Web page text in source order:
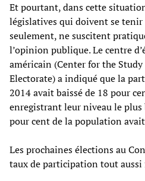
Et pourtant, dans cette
législatives qui doivent se tenir
seulement, ne suscitent
l’opinion publique. Le centre
américain (Center for the
Electorate) a indiqué que la
2014 avait baissé de 18 pour
enregistrant leur niveau le plus
pour cent de la population
Les prochaines élections au
taux de participation tout aussi